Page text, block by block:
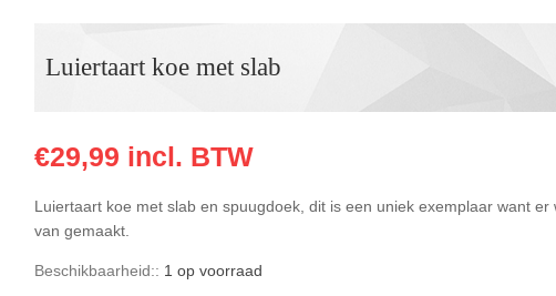
Luiertaart koe met slab
€29,99 incl. BTW
Luiertaart koe met slab en spuugdoek, dit is een uniek exemplaar want er
van gemaakt.
Beschikbaarheid:: 1 op voorraad